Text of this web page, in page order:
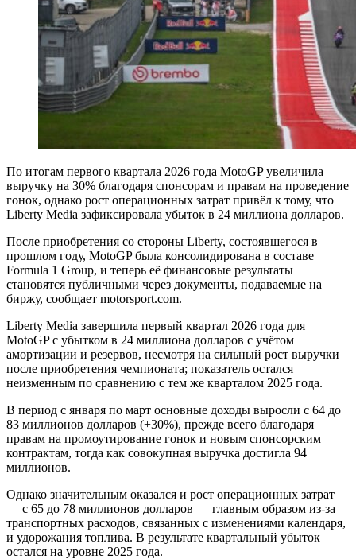
По итогам первого квартала 2026 года MotoGP увеличила
выручку на 30% благодаря спонсорам и правам на проведение
гонок, однако рост операционных затрат привёл к тому, что
Liberty Media зафиксировала убыток в 24 миллиона долларов.
После приобретения со стороны Liberty, состоявшегося в
прошлом году, MotoGP была консолидирована в составе
Formula 1 Group, и теперь её финансовые результаты
становятся публичными через документы, подаваемые на
биржу, сообщает motorsport.com.
Liberty Media завершила первый квартал 2026 года для
MotoGP с убытком в 24 миллиона долларов с учётом
амортизации и резервов, несмотря на сильный рост выручки
после приобретения чемпионата; показатель остался
неизменным по сравнению с тем же кварталом 2025 года.
В период с января по март основные доходы выросли с 64 до
83 миллионов долларов (+30%), прежде всего благодаря
правам на промоутирование гонок и новым спонсорским
контрактам, тогда как совокупная выручка достигла 94
миллионов.
Однако значительным оказался и рост операционных затрат
— с 65 до 78 миллионов долларов — главным образом из-за
транспортных расходов, связанных с изменениями календаря,
и удорожания топлива. В результате квартальный убыток
остался на уровне 2025 года.